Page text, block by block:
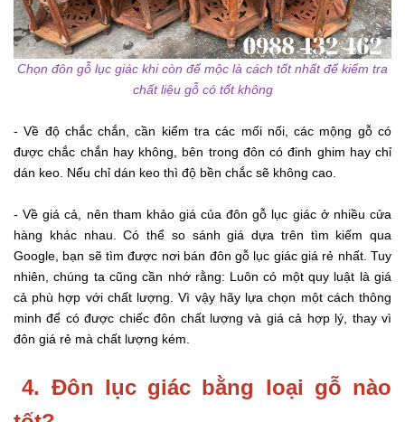
Chọn đôn gỗ lục giác khi còn để mộc là cách tốt nhất để kiểm tra
chất liệu gỗ có tốt không
- Về độ chắc chắn, cần kiểm tra các mối nối, các mộng gỗ có
được chắc chắn hay không, bên trong đôn có đinh ghim hay chỉ
dán keo. Nếu chỉ dán keo thì độ bền chắc sẽ không cao.
- Về giá cả, nên tham khảo giá của đôn gỗ lục giác ở nhiều cửa
hàng khác nhau. Có thể so sánh giá dựa trên tìm kiếm qua
Google, bạn sẽ tìm được nơi bán đôn gỗ lục giác giá rẻ nhất. Tuy
nhiên, chúng ta cũng cần nhớ rằng: Luôn có một quy luật là giá
cả phù hợp với chất lượng. Vì vậy hãy lựa chọn một cách thông
minh để có được chiếc đôn chất lượng và giá cả hợp lý, thay vì
đôn giá rẻ mà chất lượng kém.
4. Đôn lục giác bằng loại gỗ nào